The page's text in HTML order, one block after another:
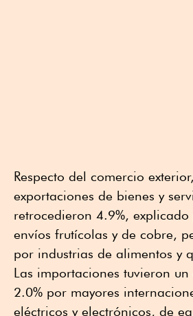
Respecto del comercio
exportaciones de bienes y
retrocedieron 4.9%,
envíos frutícolas y de cobre,
por industrias de alimentos y
Las importaciones tuvieron
2.0% por mayores
eléctricos y electrónicos, de